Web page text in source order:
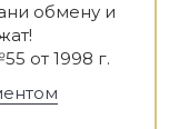
обмену и
от 1998 г.